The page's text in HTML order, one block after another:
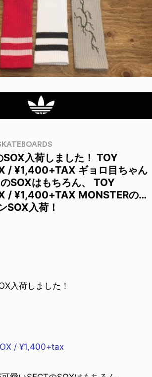
SOX入荷しました！ TOY
/ ¥1,400+TAX ギョロ目ちゃん
SOXはもちろん、 TOY
/ ¥1,400+TAX MONSTERの…
SOX入荷！
入荷しました！
/ ¥1,400+tax